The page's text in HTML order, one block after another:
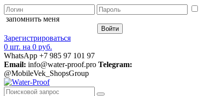
запомнить меня
Зарегистрироваться
0 шт. на 0 руб.
WhatsApp +7 985 97 101 97
Email: info@water-proof.pro Telegram:
@MobileVek_ShopsGroup